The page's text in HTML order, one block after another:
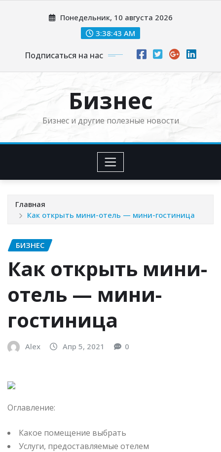
Понедельник, 10 августа 2026
3:38:44 AM
Подписаться на нас
Бизнес
Бизнес и другие полезные новости
Главная
Как открыть мини-отель — мини-гостиница
БИЗНЕС
Как открыть мини-
отель — мини-
гостиница
Alex Апр 5, 2021 0
Оглавление:
Какое помещение выбрать
Услуги, предоставляемые отелем